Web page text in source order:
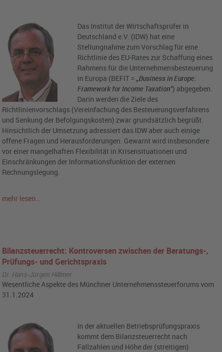
Das Institut der Wirtschaftsprüfer in
Deutschland e.V. (IDW) hat eine
Stellungnahme zum Vorschlag für eine
Richtlinie des EU-Rates zur Schaffung eines
Rahmens für die Unternehmensbesteuerung
in Europa (BEFIT =„Business in Europe:
Framework for Income Taxation“) abgegeben.
Darin werden die Ziele des
Richtlinienvorschlags (Vereinfachung des Besteuerungsverfahrens
und Senkung der Befolgungskosten) zwar grundsätzlich begrüßt.
Hinsichtlich der Umsetzung adressiert das IDW aber auch einige
offene Fragen und Herausforderungen. Gewarnt wird insbesondere
vor einer mangelhaften Flexibilität in Krisensituationen und
Einschränkungen der Informationsfunktion der externen
Rechnungslegung.
mehr lesen…
Bilanzsteuerrecht: Kontroversen zwischen der Beratungs-,
Prüfungs- und Gerichtspraxis
Dr. Hans-Jürgen Hillmer
Wesentliche Aspekte des Münchner Unternehmenssteuerforums vom
31.1.2024
In der aktuellen Betriebsprüfungspraxis
kommt dem Bilanzsteuerrecht nach
Fallzahlen und Höhe der (streitigen)